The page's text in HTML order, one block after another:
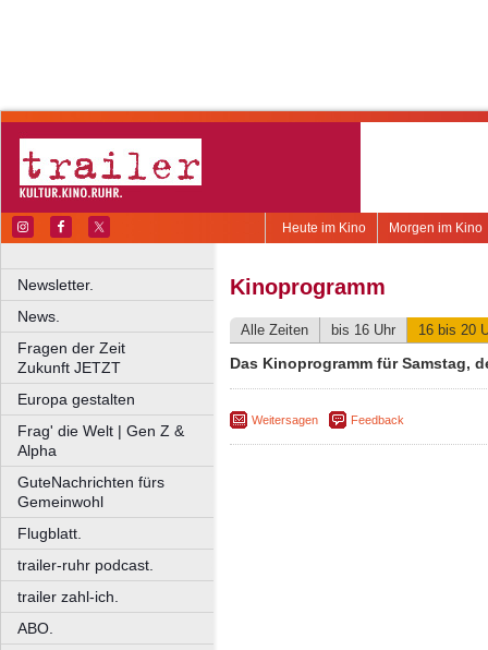
Morgen im Kino
Heute im Kino
Newsletter.
News.
Fragen der Zeit
Zukunft JETZT
Europa gestalten
Frag' die Welt | Gen Z &
Alpha
GuteNachrichten fürs
Gemeinwohl
Flugblatt.
trailer-ruhr podcast.
trailer zahl-ich.
ABO.
Kinoprogramm
Alle Zeiten bis 16 Uhr 16 bis 20
Das Kinoprogramm für Samstag,
Weitersagen Feedback